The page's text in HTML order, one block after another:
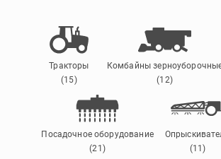
Тракторы
(15)
Комбайны
(12)
Посадочное оборудование
(21)
(11)